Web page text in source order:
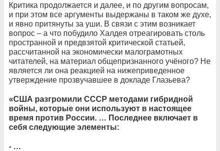
Критика продолжается и далее, и по другим вопросам,
и при этом все аргументы выдержаны в таком же духе,
и явно притянуты за уши. В связи с этим возникает
вопрос – а что побудило Халдея отреагировать столь
пространной и предвзятой критической статьей,
рассчитанной на экономически малограмотных
читателей, на материал общепризнанного учёного? Не
является ли она реакцией на нижеприведенное
утверждение прозвучавшее в докладе Глазьева?
«США разгромили СССР методами гибридной
войны, которые они используют в настоящее
время против России. … Последнее включает в
себя следующие элементы:
- …